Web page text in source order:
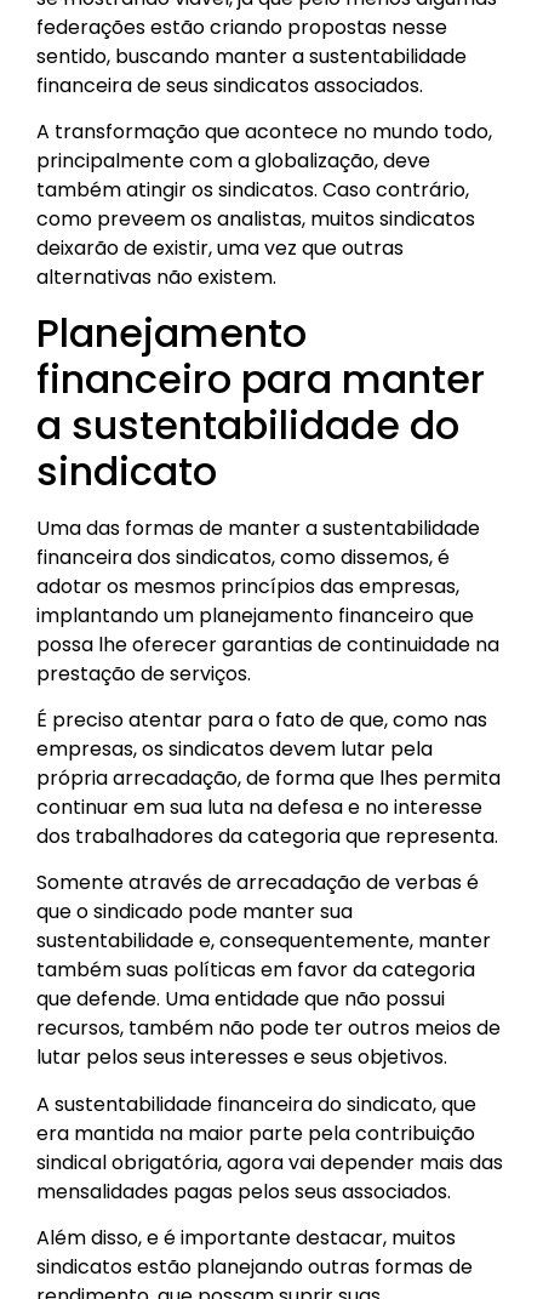
federações estão criando propostas nesse
sentido, buscando manter a sustentabilidade
financeira de seus sindicatos associados.
A transformação que acontece no mundo todo,
principalmente com a globalização, deve
também atingir os sindicatos. Caso contrário,
como preveem os analistas, muitos sindicatos
deixarão de existir, uma vez que outras
alternativas não existem.
Planejamento
financeiro para manter
a sustentabilidade do
sindicato
Uma das formas de manter a sustentabilidade
financeira dos sindicatos, como dissemos, é
adotar os mesmos princípios das empresas,
implantando um planejamento financeiro que
possa lhe oferecer garantias de continuidade na
prestação de serviços.
É preciso atentar para o fato de que, como nas
empresas, os sindicatos devem lutar pela
própria arrecadação, de forma que lhes permita
continuar em sua luta na defesa e no interesse
dos trabalhadores da categoria que representa.
Somente através de arrecadação de verbas é
que o sindicado pode manter sua
sustentabilidade e, consequentemente, manter
também suas políticas em favor da categoria
que defende. Uma entidade que não possui
recursos, também não pode ter outros meios de
lutar pelos seus interesses e seus objetivos.
A sustentabilidade financeira do sindicato, que
era mantida na maior parte pela contribuição
sindical obrigatória, agora vai depender mais das
mensalidades pagas pelos seus associados.
Além disso, e é importante destacar, muitos
sindicatos estão planejando outras formas de